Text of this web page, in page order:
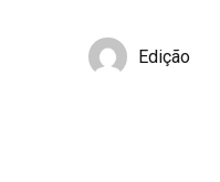
Edição